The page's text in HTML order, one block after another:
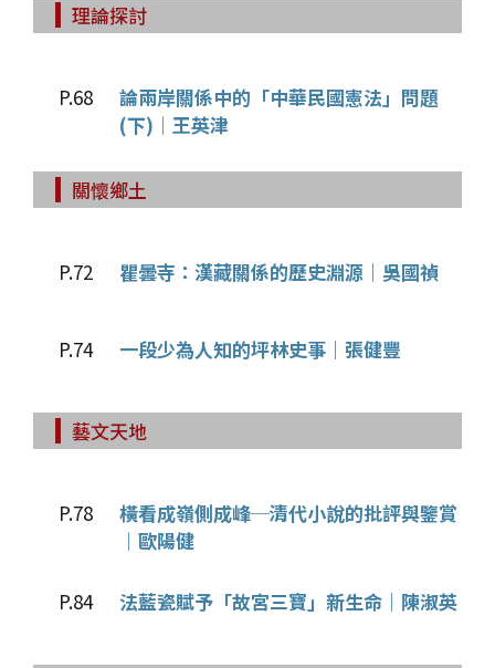
理論探討
P.68
論兩岸關係中的「中華民國憲法」問題
(下)｜王英津
關懷鄉土
P.72 瞿曇寺：漢藏關係的歷史淵源｜吳國禎
P.74 一段少為人知的坪林史事｜張健豐
藝文天地
P.78
橫看成嶺側成峰─清代小說的批評與鑒賞
｜歐陽健
P.84 法藍瓷賦予「故宮三寶」新生命｜陳淑英